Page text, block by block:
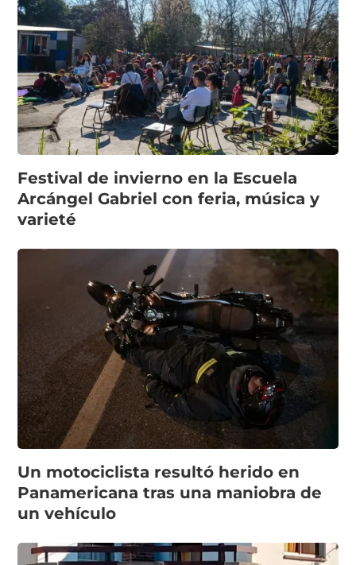
Festival de invierno en la Escuela
Arcángel Gabriel con feria, música y
varieté
Un motociclista resultó herido en
Panamericana tras una maniobra de
un vehículo